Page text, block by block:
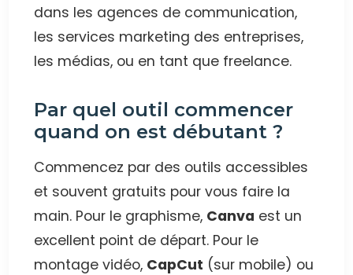
dans les agences de communication,
les services marketing des entreprises,
les médias, ou en tant que freelance.
Par quel outil commencer
quand on est débutant ?
Commencez par des outils accessibles
et souvent gratuits pour vous faire la
main. Pour le graphisme, Canva est un
excellent point de départ. Pour le
montage vidéo, CapCut (sur mobile) ou